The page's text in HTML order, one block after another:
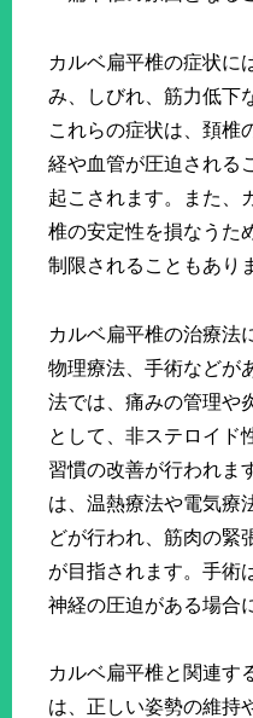
カルベ扁平椎の症状に
み、しびれ、筋力低下
これらの症状は、頚椎
経や血管が圧迫される
起こされます。また、
椎の安定性を損なうた
制限されることもあり
カルベ扁平椎の治療法
物理療法、手術などが
法では、痛みの管理や
として、非ステロイド
習慣の改善が行われま
は、温熱療法や電気療
どが行われ、筋肉の緊
が目指されます。手術
神経の圧迫がある場合
カルベ扁平椎と関連す
は、正しい姿勢の維持